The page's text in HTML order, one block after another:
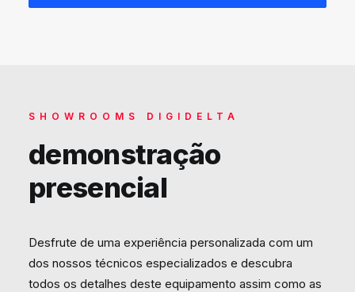
SHOWROOMS DIGIDELTA
demonstração
presencial
Desfrute de uma experiência personalizada com um
dos nossos técnicos especializados e descubra
todos os detalhes deste equipamento assim como as